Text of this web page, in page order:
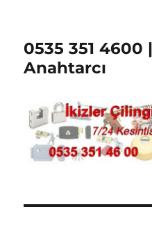
0535 351 4600
Anahtarcı